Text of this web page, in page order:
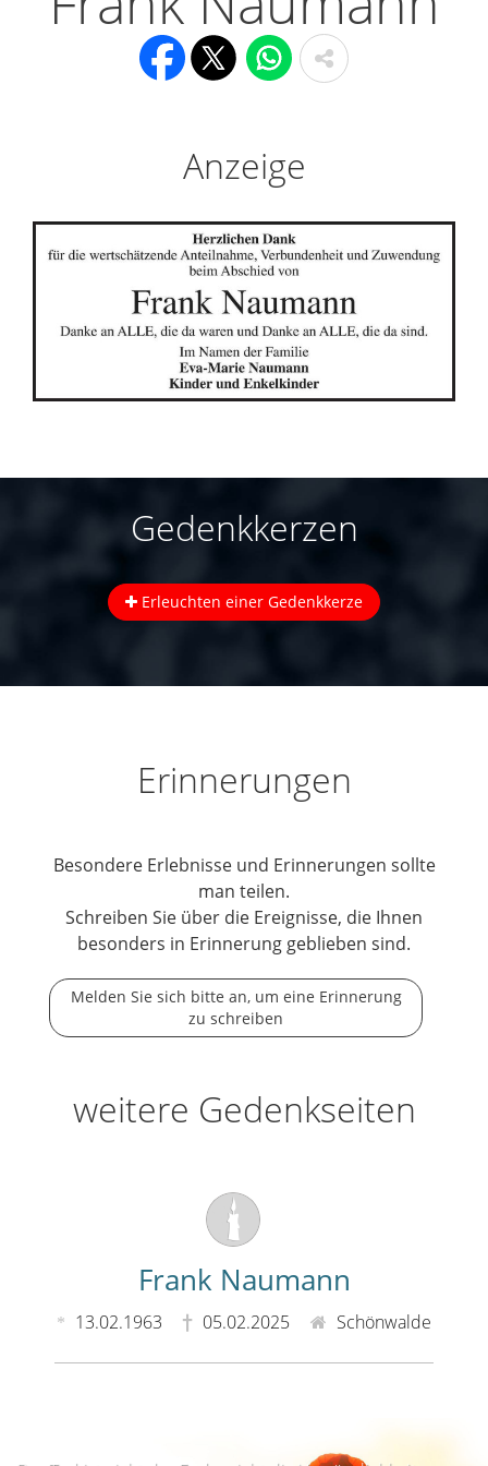
Anzeige
Gedenkkerzen
Erleuchten einer Gedenkkerze
Erinnerungen
Besondere Erlebnisse und Erinnerungen sollte
man teilen.
Schreiben Sie über die Ereignisse, die Ihnen
besonders in Erinnerung geblieben sind.
Melden Sie sich bitte an, um eine Erinnerung
zu schreiben
weitere Gedenkseiten
Frank Naumann
13.02.1963 05.02.2025 Schönwalde